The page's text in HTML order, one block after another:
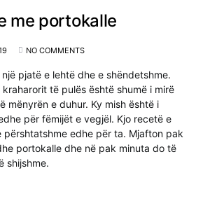
me portokalle
NO COMMENTS
pjatë e lehtë dhe e shëndetshme.
kraharorit të pulës është shumë i mirë
mënyrën e duhur. Ky mish është i
për fëmijët e vegjël. Kjo recetë e
përshtatshme edhe për ta. Mjafton pak
portokalle dhe në pak minuta do të
shijshme.